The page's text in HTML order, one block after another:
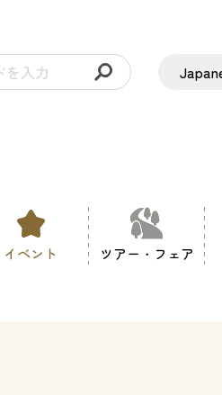
イベント ツアー・フェア